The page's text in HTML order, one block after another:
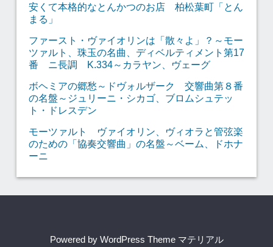
安くて本格的なとんかつのお店 柏松葉町「とん
まる」
ファースト・ヴァイオリンは「散々よ」？～モー
ツァルト、珠玉の名曲、ディベルティメント第17
番 ニ長調 K.334～カラヤン、ヴェーグ
ボヘミアの郷愁～ドヴォルザーク 交響曲第８番
の名盤～ジュリーニ・シカゴ、ブロムシュテッ
ト・ドレスデン
モーツァルト ヴァイオリン、ヴィオラと管弦楽
のための「協奏交響曲」の名盤～ベーム、ドホナ
ーニ
Powered by WordPress Theme マテリアル